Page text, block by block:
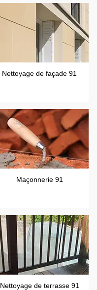
Nettoyage de façade 91
Maçonnerie 91
Nettoyage de terrasse 91